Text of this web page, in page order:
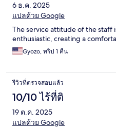
6 ธ.ค. 2025
แปลด้วย Google
The service attitude of the staff
enthusiastic, creating a
Gyozo, ทริป 1 คืน
รีวิวที่ตรวจสอบแล้ว
10/10 ไร้ที่ติ
19 ต.ค. 2025
แปลด้วย Google